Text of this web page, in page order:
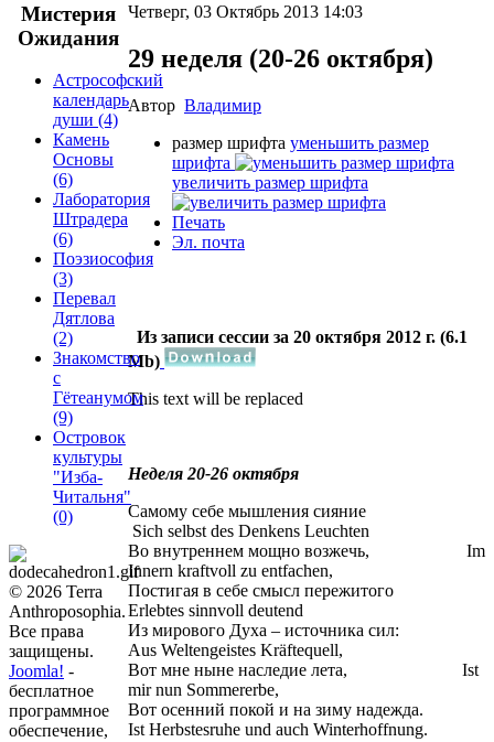
Четверг, 03 Октябрь 2013 14:03
29 неделя (20-26 октября)
Автор Владимир
размер шрифта уменьшить размер
шрифта
увеличить размер шрифта
Печать
Эл. почта
Из записи сессии за 20 октября 2012 г. (6.1
Mb)
This text will be replaced
Неделя 20-26 октября
Самому себе мышления сияние
Sich selbst des Denkens Leuchten
Во внутреннем мощно возжечь, Im
Innern kraftvoll zu entfachen,
Постигая в себе смысл пережитого
Erlebtes sinnvoll deutend
Из мирового Духа – источника сил:
Aus Weltengeistes Kräftequell,
Вот мне ныне наследие лета, Ist
mir nun Sommererbe,
Вот осенний покой и на зиму надежда.
Ist Herbstesruhe und auch Winterhoffnung.
Мистерия
Ожидания
Астрософский
календарь
души (4)
Камень
Основы
(6)
Лаборатория
Штрадера
(6)
Поэзиософия
(3)
Перевал
Дятлова
(2)
Знакомство
с
Гётеанумом
(9)
Островок
культуры
"Изба-
Читальня"
(0)
© 2026 Terra
Anthroposophia.
Все права
защищены.
Joomla! -
бесплатное
программное
обеспечение,